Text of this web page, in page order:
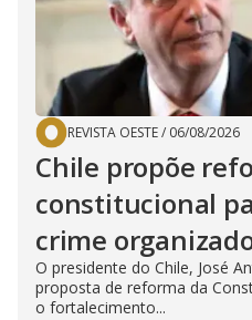
REVISTA OESTE/ 06/08/2026
Chile propõe
constitucional
crime
O presidente do Chile, José
proposta de reforma da
o fortalecimento...